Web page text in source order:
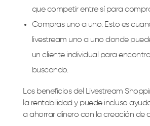
que competir entre sí para
Compras uno a uno: Esto es
livestream uno a uno donde
un cliente individual para
buscando.
Los beneficios del Livestream
la rentabilidad y puede incluso
a ahorrar dinero con la creación de